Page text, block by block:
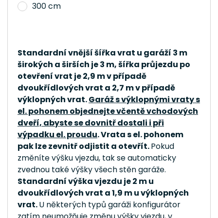
300 cm
Standardní vnější šířka vrat u garáží 3 m
širokých a širších je 3 m, šířka průjezdu po
otevření vrat je 2,9 m v případě
dvoukřídlových vrat a 2,7 m v případě
výklopných vrat.Garáž s výklopnými vraty s
el. pohonem objednejte včentě vchodových
dveří, abyste se dovnitř dostali i při
výpadku el. proudu. Vrata s el. pohonem
pak lze zevnitř odjistit a otevřít.Pokud
změníte výšku vjezdu, tak se automaticky
zvednou také výšky všech stěn garáže.
Standardní výška vjezdu je 2 m u
dvoukřídlových vrat a 1,9 m u výklopných
vrat.U některých typů garáži konfigurátor